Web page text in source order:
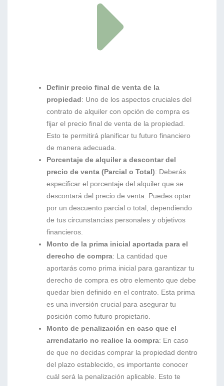
Definir precio final de venta de la
propiedad: Uno de los aspectos cruciales del
contrato de alquiler con opción de compra es
fijar el precio final de venta de la propiedad.
Esto te permitirá planificar tu futuro financiero
de manera adecuada.
Porcentaje de alquiler a descontar del
precio de venta (Parcial o Total): Deberás
especificar el porcentaje del alquiler que se
descontará del precio de venta. Puedes optar
por un descuento parcial o total, dependiendo
de tus circunstancias personales y objetivos
financieros.
Monto de la prima inicial aportada para el
derecho de compra: La cantidad que
aportarás como prima inicial para garantizar tu
derecho de compra es otro elemento que debe
quedar bien definido en el contrato. Esta prima
es una inversión crucial para asegurar tu
posición como futuro propietario.
Monto de penalización en caso que el
arrendatario no realice la compra: En caso
de que no decidas comprar la propiedad dentro
del plazo establecido, es importante conocer
cuál será la penalización aplicable. Esto te